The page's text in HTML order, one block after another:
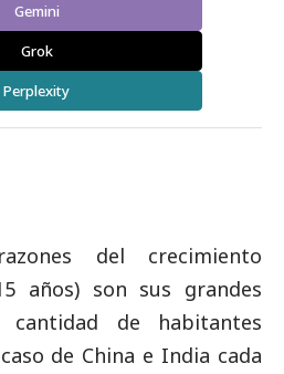
Gemini
Grok
Perplexity
del crecimiento
años) son sus grandes
de habitantes
de China e India cada